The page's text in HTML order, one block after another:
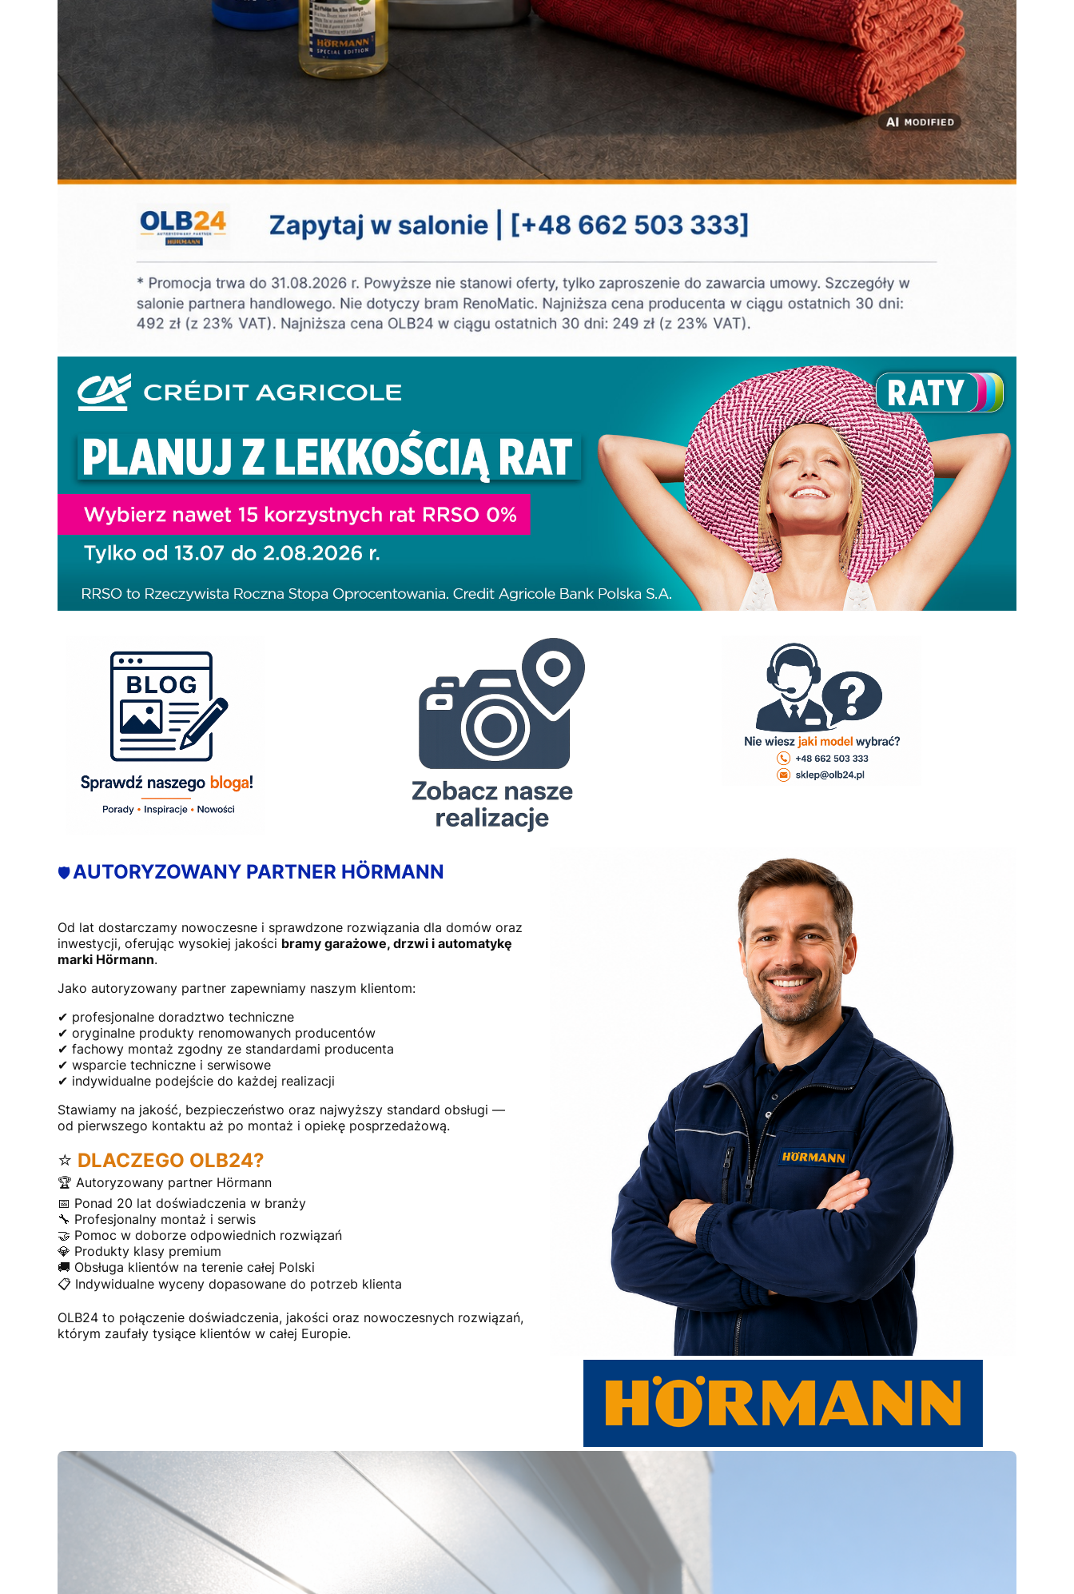
🛡️AUTORYZOWANY PARTNER HÖRMANN
Od lat dostarczamy nowoczesne i sprawdzone rozwiązania dla domów oraz
inwestycji, oferując wysokiej jakości bramy garażowe, drzwi i automatykę
marki Hörmann.
Jako autoryzowany partner zapewniamy naszym klientom:
✔ profesjonalne doradztwo techniczne
✔ oryginalne produkty renomowanych producentów
✔ fachowy montaż zgodny ze standardami producenta
✔ wsparcie techniczne i serwisowe
✔ indywidualne podejście do każdej realizacji
Stawiamy na jakość, bezpieczeństwo oraz najwyższy standard obsługi —
od pierwszego kontaktu aż po montaż i opiekę posprzedażową.
⭐ DLACZEGO OLB24?
🏆 Autoryzowany partner Hörmann
📅 Ponad 20 lat doświadczenia w branży
🔧 Profesjonalny montaż i serwis
🤝 Pomoc w doborze odpowiednich rozwiązań
💎 Produkty klasy premium
🚚 Obsługa klientów na terenie całej Polski
📋 Indywidualne wyceny dopasowane do potrzeb klienta
OLB24 to połączenie doświadczenia, jakości oraz nowoczesnych rozwiązań,
którym zaufały tysiące klientów w całej Europie.